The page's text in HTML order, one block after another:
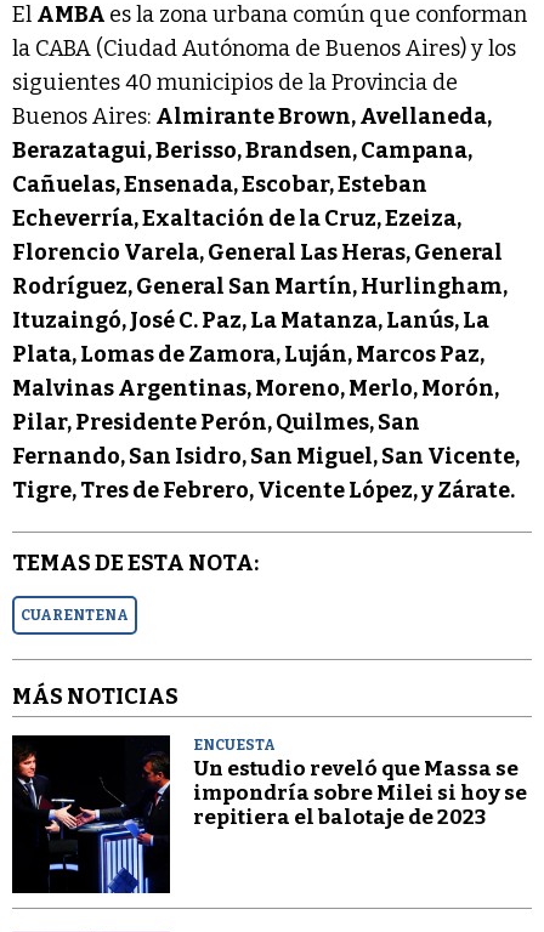
El AMBA es la zona urbana común que conforman
la CABA (Ciudad Autónoma de Buenos Aires) y los
siguientes 40 municipios de la Provincia de
Buenos Aires: Almirante Brown, Avellaneda,
Berazatagui, Berisso, Brandsen, Campana,
Cañuelas, Ensenada, Escobar, Esteban
Echeverría, Exaltación de la Cruz, Ezeiza,
Florencio Varela, General Las Heras, General
Rodríguez, General San Martín, Hurlingham,
Ituzaingó, José C. Paz, La Matanza, Lanús, La
Plata, Lomas de Zamora, Luján, Marcos Paz,
Malvinas Argentinas, Moreno, Merlo, Morón,
Pilar, Presidente Perón, Quilmes, San
Fernando, San Isidro, San Miguel, San Vicente,
Tigre, Tres de Febrero, Vicente López, y Zárate.
TEMAS DE ESTA NOTA:
CUARENTENA
MÁS NOTICIAS
ENCUESTA
Un estudio reveló que Massa se
impondría sobre Milei si hoy se
repitiera el balotaje de 2023